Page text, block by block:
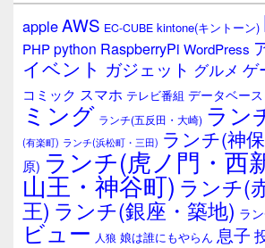
ウ
ィ
ジ
ェ
ア
appleAWS EC-CUBE kintone(キントーン)
PHPpython RaspberryPi WordPress
イベント ガジェット グルメ ゲ
コミック スマホ テレビ番組 データベース
ミング ランチ(五反田・大崎) ラン
(有楽町) ランチ(浜松町・三田) ランチ(神
原) ランチ(虎ノ門・西
山王・神谷町) ランチ(
王) ランチ(銀座・築地) ラ
ビュー 人狼 娘は誰にもやらん 息子